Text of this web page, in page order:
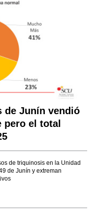
de Junín vendió
pero el total
de triquinosis en la Unidad
de Junín y extreman